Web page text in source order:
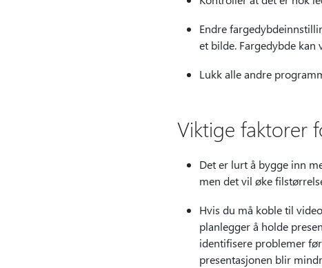
Endre
et bilde. Fargedybde
Lukk alle andre
Viktige faktorer
Det er lurt å bygge inn
men det vil øke
Hvis du må koble til
planlegger å holde
identifisere problemer
presentasjonen blir